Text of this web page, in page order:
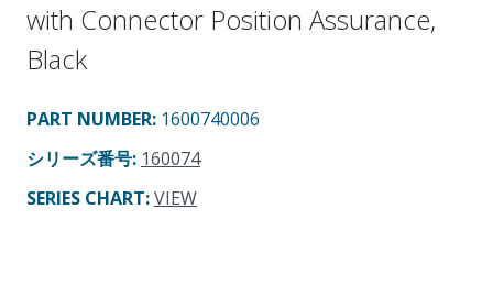
with Connector Position Assurance,
Black
PART NUMBER: 1600740006
シリーズ番号: 160074
SERIES CHART:VIEW